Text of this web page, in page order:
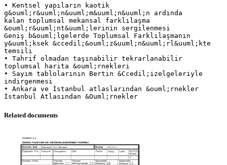
• Kentsel yapıların kaotik
g&ouml;r&uuml;n&uuml;m&uuml;n&uuml;n ardında
kalan toplumsal mekansal farklılaşma
&ouml;r&uuml;nt&uuml;lerinin sergilenmesi
Geniş b&ouml;lgelerde Toplumsal Farklılaşmanın
y&uuml;ksek &ccedil;&ouml;z&uuml;n&uuml;rl&uuml;kte
temsili
• Tahrif olmadan taşınabilir tekrarlanabilir
toplumsal harita &ouml;rnekleri
• Sayım tablolarının Bertin &Ccedil;izelgeleriyle
indirgenmesi
• Ankara ve İstanbul atlaslarından &ouml;rnekler
Related documents